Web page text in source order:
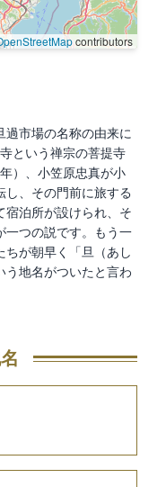
contributors
過市場の名称の由来に
という禅宗の菩提寺
）、小笠原忠真が小
し、その門前に旅する
宿泊所が設けられ、そ
一つの説です。もう一
ちが朝早く「旦（あし
う地名がついたと言わ